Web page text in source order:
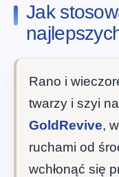
Jak
Rano i
twarzy i szyi
GoldRevive,
ruchami od
wchłonąć się